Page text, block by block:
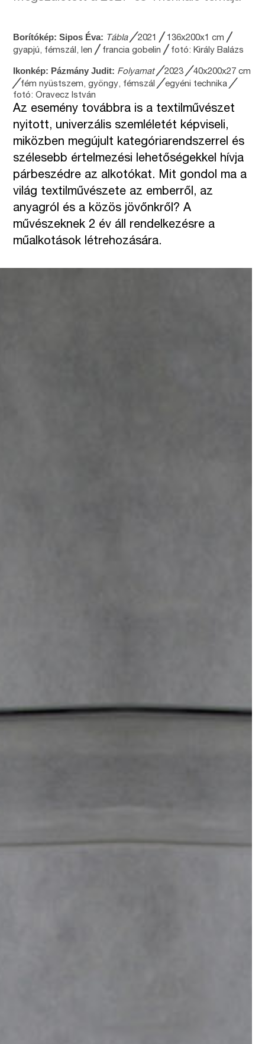
Borítókép: Sipos Éva: Tábla╱2021╱ 136x200x1 cm╱
gyapjú, fémszál, len╱ francia gobelin╱ fotó: Király Balázs
Ikonkép: Pázmány Judit: Folyamat╱2023╱40x200x27 cm
╱fém nyüstszem, gyöngy, fémszál╱egyéni technika╱
fotó: Oravecz István
Az esemény továbbra is a textilművészet
nyitott, univerzális szemléletét képviseli,
miközben megújult kategóriarendszerrel és
szélesebb értelmezési lehetőségekkel hívja
párbeszédre az alkotókat. Mit gondol ma a
világ textilművészete az emberről, az
anyagról és a közös jövőnkről? A
művészeknek 2 év áll rendelkezésre a
műalkotások létrehozására.